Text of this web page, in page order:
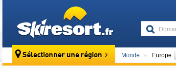
Sélectionner une région Monde Europe